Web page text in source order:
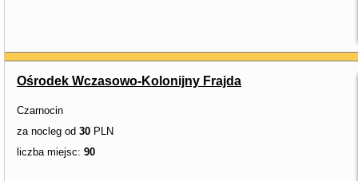
Ośrodek Wczasowo-Kolonijny Frajda
Czarnocin
za nocleg od 30 PLN
liczba miejsc: 90